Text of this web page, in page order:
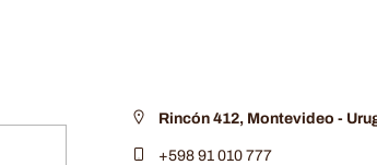
Rincón 412, Montevideo -
+598 91 010 777